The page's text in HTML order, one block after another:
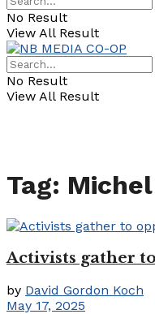
No Result
View All Result
No Result
View All Result
Tag:
Activists gather
by David Gordon Koch
May 17, 2025